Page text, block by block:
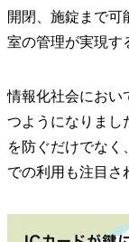
開閉、施錠まで可
室の管理が実現す
情報化社会におい
つようになりまし
を防ぐだけでなく
での利用も注目さ